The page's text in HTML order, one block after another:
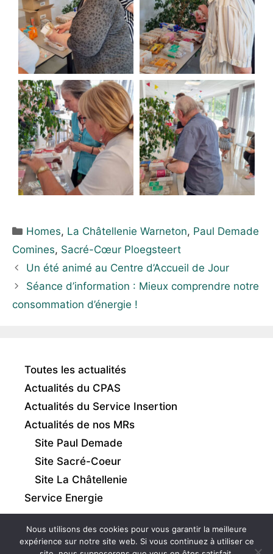
Homes, La Châtellenie Warneton, Paul Demade
Comines, Sacré-Cœur Ploegsteert
Un été animé au Centre d’Accueil de Jour
Séance d’information : Mieux comprendre notre
consommation d’énergie !
Toutes les actualités
Actualités du CPAS
Actualités du Service Insertion
Actualités de nos MRs
Site Paul Demade
Site Sacré-Coeur
Site La Châtellenie
Service Energie
Nous utilisons des cookies pour vous garantir la meilleure
expérience sur notre site web. Si vous continuez à utiliser ce